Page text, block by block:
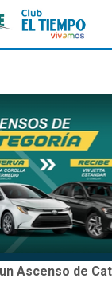
Ascenso de